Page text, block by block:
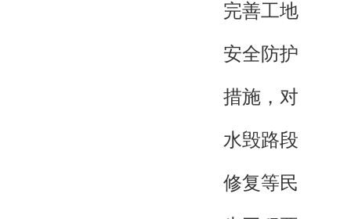
完善工地
安全防护
措施，对
水毁路段
修复等民